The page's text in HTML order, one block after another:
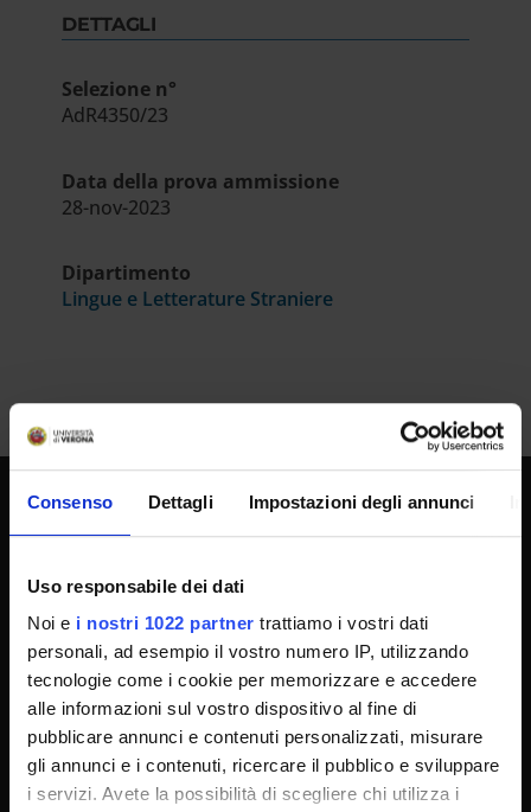
Consenso Dettagli Impostazioni degli annunci
Uso responsabile dei dati
Noi e i nostri 1022 partner trattiamo i vostri dati
personali, ad esempio il vostro numero IP, utilizzando
tecnologie come i cookie per memorizzare e accedere
alle informazioni sul vostro dispositivo al fine di
pubblicare annunci e contenuti personalizzati, misurare
gli annunci e i contenuti, ricercare il pubblico e sviluppare
i servizi. Avete la possibilità di scegliere chi utilizza i
DETTAGLI
Selezione n°
AdR4350/23
Data della prova ammissione
28-nov-2023
Dipartimento
Lingue e Letterature Straniere
SPORTELLO ATENEO
Amministrazione trasparente
Albo Ufficiale
Concorsi
Gare di appalto
Atti di notifica